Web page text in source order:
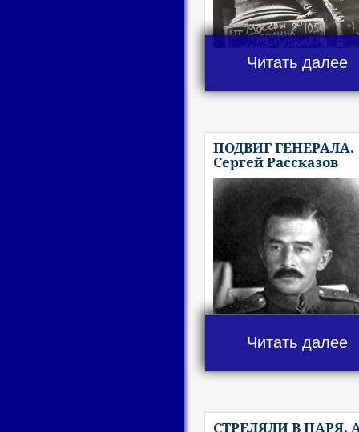
Читать далее
ПОДВИГ ГЕНЕРАЛА.
Сергей Рассказов
Читать далее
СТРЕЛЯЛИ В ЦАРЯ,